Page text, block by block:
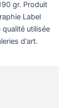
gr. Produit
Label
utilisée
d'art.